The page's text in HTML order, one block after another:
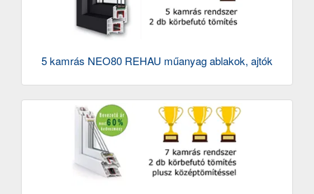
5 kamrás NEO80 REHAU műanyag ablakok, ajtók